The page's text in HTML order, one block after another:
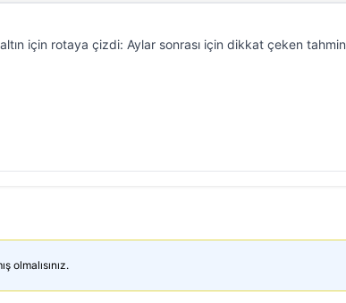
için rotaya çizdi: Aylar sonrası için dikkat çeken tahmin
olmalısınız.